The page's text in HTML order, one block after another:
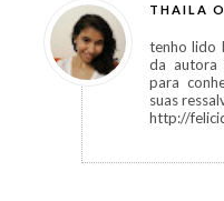
THAILA
tenho lido
da autora
para
suas
http://